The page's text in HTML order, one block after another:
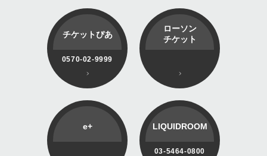
チケットぴあ
0570-02-9999
ローソン
チケット
e+ LIQUIDROOM
03-5464-0800